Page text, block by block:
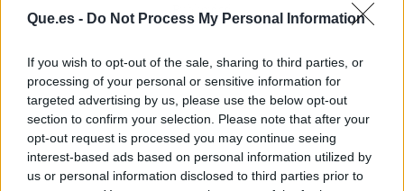
Que.es - Do Not Process My Personal Information
If you wish to opt-out of the sale, sharing to third parties, or
processing of your personal or sensitive information for
targeted advertising by us, please use the below opt-out
section to confirm your selection. Please note that after your
opt-out request is processed you may continue seeing
interest-based ads based on personal information utilized by
us or personal information disclosed to third parties prior to
Publicidad